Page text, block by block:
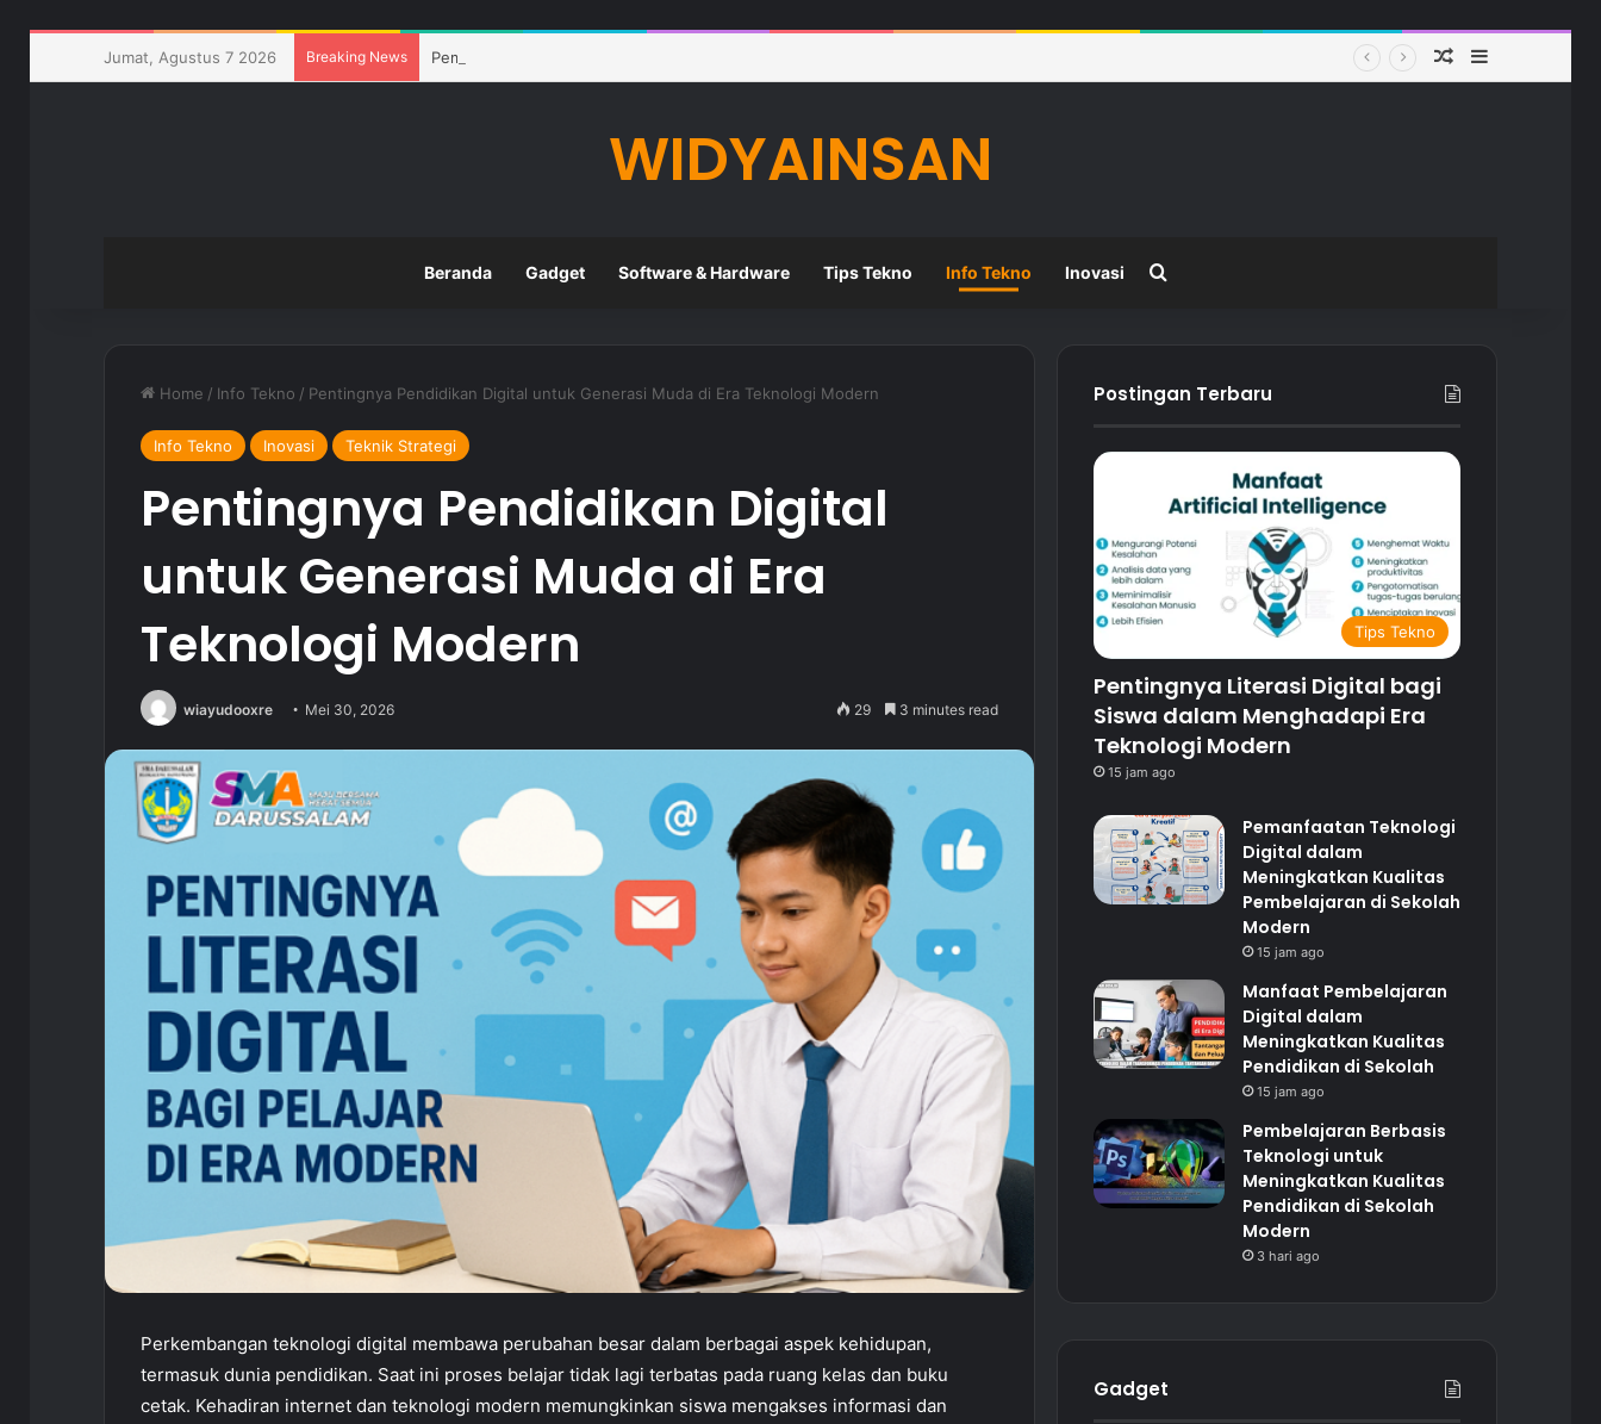
Jumat, Agustus 7 2026 Breaking News Pemanfaatan Teknologi Digital dalam Meningkatkan Kualitas Pembelajaran di Sekolah Modern Random Article
Sidebar
WIDYAINSAN
Beranda Gadget Software & Hardware Tips Tekno Info Tekno Inovasi
Home / Info Tekno / Pentingnya Pendidikan Digital untuk Generasi Muda di Era Teknologi Modern
Info Tekno Inovasi Teknik Strategi
Pentingnya Pendidikan Digital
untuk Generasi Muda di Era
Teknologi Modern
wiayudooxre Mei 30, 2026 29 3 minutes read
Perkembangan teknologi digital membawa perubahan besar dalam berbagai aspek kehidupan,
termasuk dunia pendidikan. Saat ini proses belajar tidak lagi terbatas pada ruang kelas dan buku
cetak. Kehadiran internet dan teknologi modern memungkinkan siswa mengakses informasi dan
Postingan Terbaru
Tips Tekno
Pentingnya Literasi Digital bagi
Siswa dalam Menghadapi Era
Teknologi Modern
15 jam ago
Pemanfaatan Teknologi
Digital dalam
Meningkatkan Kualitas
Pembelajaran di Sekolah
Modern
15 jam ago
Manfaat Pembelajaran
Digital dalam
Meningkatkan Kualitas
Pendidikan di Sekolah
15 jam ago
Pembelajaran Berbasis
Teknologi untuk
Meningkatkan Kualitas
Pendidikan di Sekolah
Modern
3 hari ago
Gadget